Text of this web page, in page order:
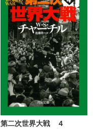
第二次世界大戦 ４